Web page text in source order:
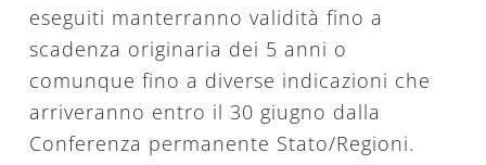
eseguiti manterranno validità fino a
scadenza originaria dei 5 anni o
comunque fino a diverse indicazioni che
arriveranno entro il 30 giugno dalla
Conferenza permanente Stato/Regioni.